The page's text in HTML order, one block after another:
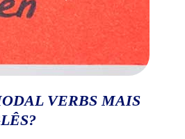
VERBS MAIS